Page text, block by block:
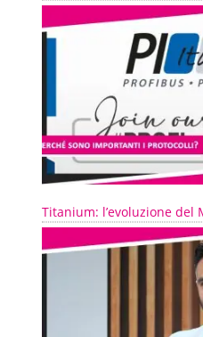
Titanium: l’evoluzione del